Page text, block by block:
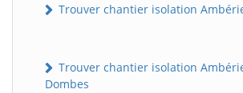
Trouver chantier isolation
Trouver chantier isolation
Dombes